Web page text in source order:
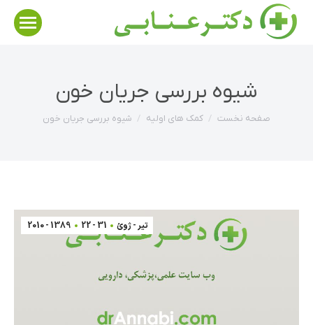
شیوه بررسی جریان خون
مکان شما:
صفحه نخست كمك هاي اوليه شیوه بررسی جریان خون
تیر - ژوئ 31 - 22
1389 - 2010